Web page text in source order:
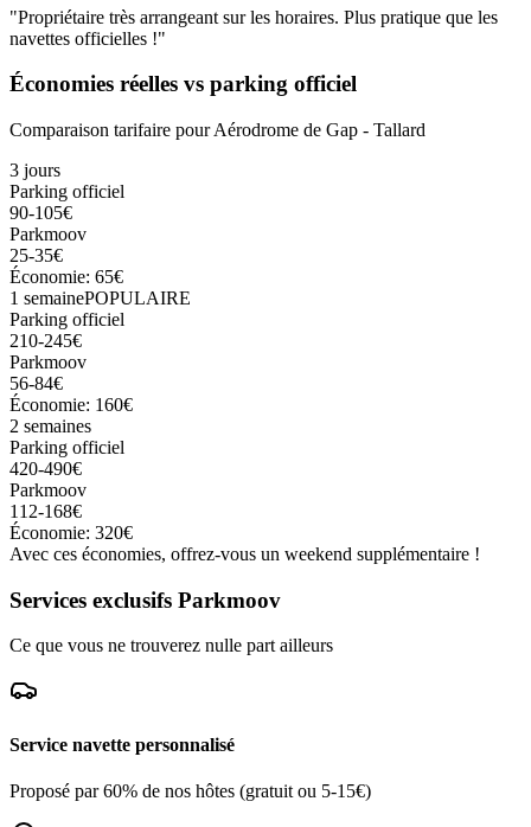
"Propriétaire très arrangeant sur les horaires. Plus pratique que les
navettes officielles !"
Économies réelles vs parking officiel
Comparaison tarifaire pourAérodrome de Gap - Tallard
3 jours
Parking officiel
90-105€
Parkmoov
25-35€
Économie: 65€
1 semainePOPULAIRE
Parking officiel
210-245€
Parkmoov
56-84€
Économie: 160€
2 semaines
Parking officiel
420-490€
Parkmoov
112-168€
Économie: 320€
Avec ces économies, offrez-vous un weekend supplémentaire !
Services exclusifs Parkmoov
Ce que vous ne trouverez nulle part ailleurs
Service navette personnalisé
Proposé par 60% de nos hôtes (gratuit ou 5-15€)